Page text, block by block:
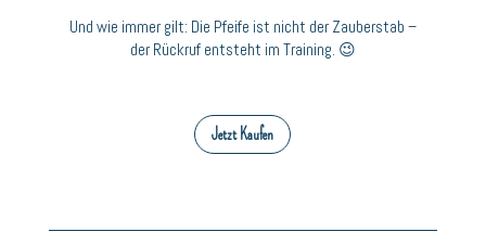
Und wie immer gilt: Die Pfeife ist nicht der Zauberstab –
der Rückruf entsteht im Training. 😉
Jetzt Kaufen